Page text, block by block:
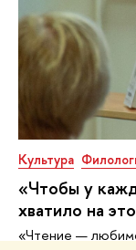
Культура
«Чтобы у
хватило на
«Чтение —